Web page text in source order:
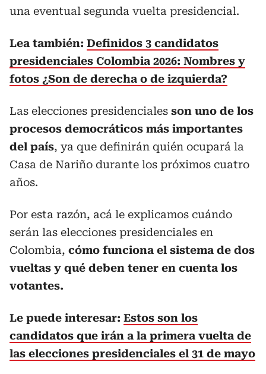
una eventual segunda vuelta presidencial.
Lea también: Definidos 3 candidatos
presidenciales Colombia 2026: Nombres y
fotos ¿Son de derecha o de izquierda?
Las elecciones presidenciales son uno de los
procesos democráticos más importantes
del país, ya que definirán quién ocupará la
Casa de Nariño durante los próximos cuatro
años.
Por esta razón, acá le explicamos cuándo
serán las elecciones presidenciales en
Colombia, cómo funciona el sistema de dos
vueltas y qué deben tener en cuenta los
votantes.
Le puede interesar: Estos son los
candidatos que irán a la primera vuelta de
las elecciones presidenciales el 31 de mayo